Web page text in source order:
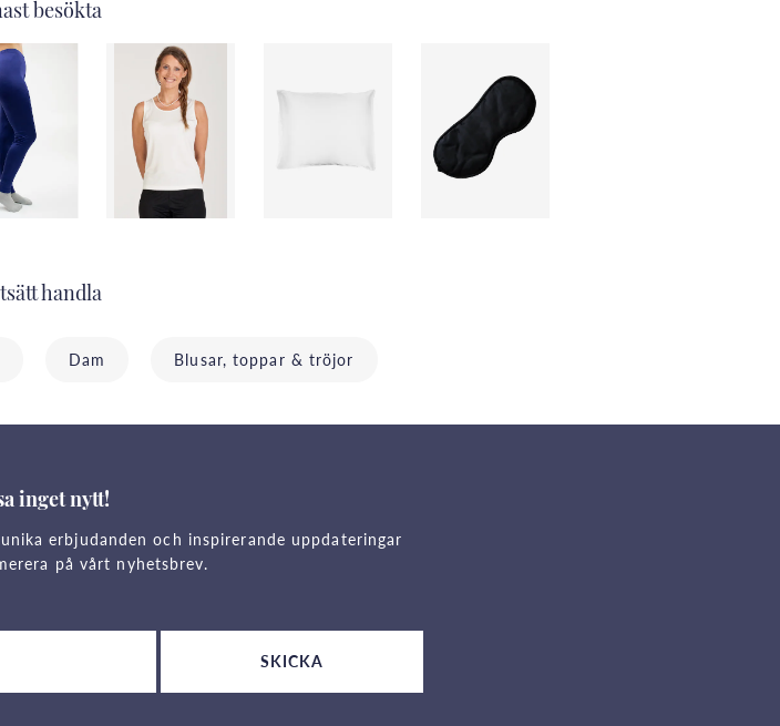
besökta
handla
Dam Blusar, toppar & tröjor
inget nytt!
erbjudanden och inspirerande uppdateringar
på vårt nyhetsbrev.
SKICKA